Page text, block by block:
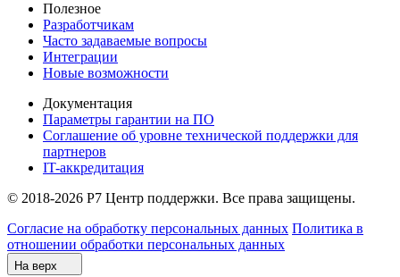
Полезное
Разработчикам
Часто задаваемые вопросы
Интеграции
Новые возможности
Документация
Параметры гарантии на ПО
Соглашение об уровне технической поддержки для
партнеров
IT-аккредитация
© 2018-2026 Р7 Центр поддержки. Все права защищены.
Согласие на обработку персональных данных Политика в
отношении обработки персональных данных
На верх